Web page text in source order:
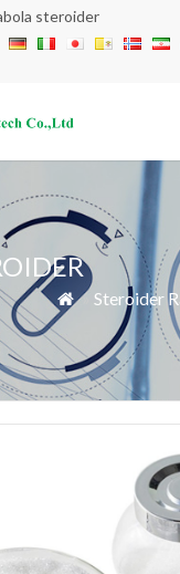
steroider
 » Steroider